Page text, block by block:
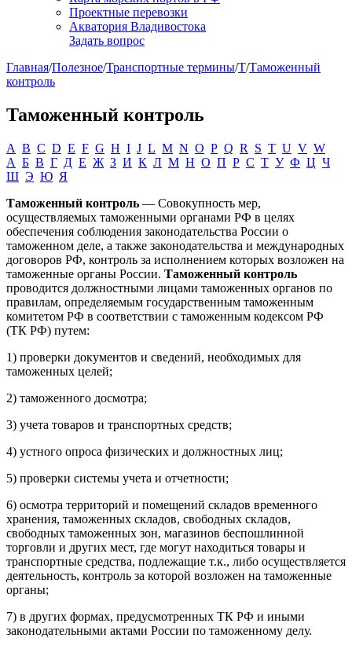
Проектные перевозки
Акватория Владивостока
Задать вопрос
Главная/Полезное/Транспортные термины/Т/Таможенный
контроль
Таможенный контроль
A B C D E F G H I J L M N O P Q R S T U V W
А Б В Г Д Е Ж З И К Л М Н О П Р С Т У Ф Ц Ч
Ш Э Ю Я
Таможенный контроль — Совокупность мер,
осуществляемых таможенными органами РФ в целях
обеспечения соблюдения законодательства России о
таможенном деле, а также законодательства и международных
договоров РФ, контроль за исполнением которых возложен на
таможенные органы России. Таможенный контроль
проводится должностными лицами таможенных органов по
правилам, определяемым государственным таможенным
комитетом РФ в соответствии с таможенным кодексом РФ
(ТК РФ) путем:
1) проверки документов и сведений, необходимых для
таможенных целей;
2) таможенного досмотра;
3) учета товаров и транспортных средств;
4) устного опроса физических и должностных лиц;
5) проверки системы учета и отчетности;
6) осмотра территорий и помещений складов временного
хранения, таможенных складов, свободных складов,
свободных таможенных зон, магазинов беспошлинной
торговли и других мест, где могут находиться товары и
транспортные средства, подлежащие т.к., либо осуществляется
деятельность, контроль за которой возложен на таможенные
органы;
7) в других формах, предусмотренных ТК РФ и иными
законодательными актами России по таможенному делу.